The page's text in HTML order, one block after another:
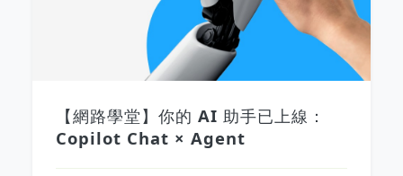
【網路學堂】你的 AI 助手已上線：
Copilot Chat × Agent